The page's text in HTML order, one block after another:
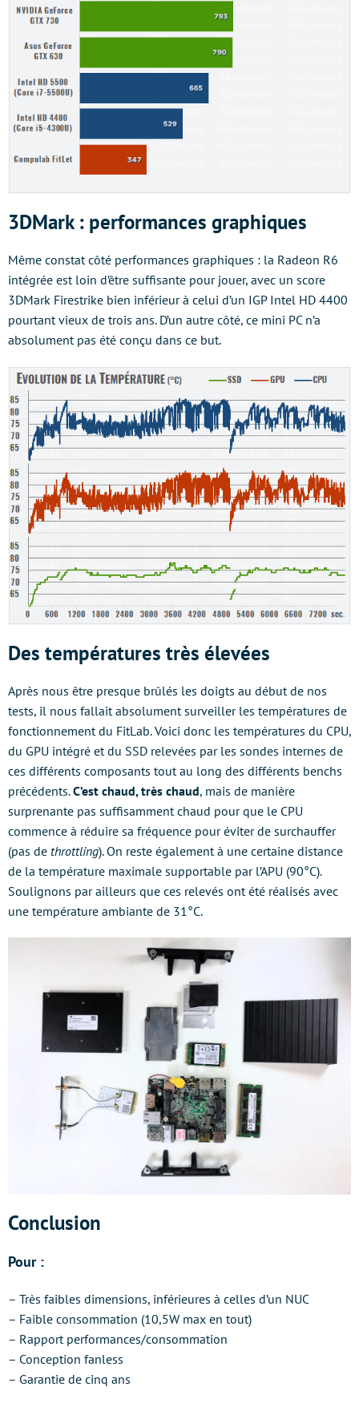
3DMark : performances graphiques
Même constat côté performances graphiques : la Radeon R6
intégrée est loin d’être suffisante pour jouer, avec un score
3DMark Firestrike bien inférieur à celui d’un IGP Intel HD 4400
pourtant vieux de trois ans. D’un autre côté, ce mini PC n’a
absolument pas été conçu dans ce but.
Des températures très élevées
Après nous être presque brûlés les doigts au début de nos
tests, il nous fallait absolument surveiller les températures de
fonctionnement du FitLab. Voici donc les températures du CPU,
du GPU intégré et du SSD relevées par les sondes internes de
ces différents composants tout au long des différents benchs
précédents.C’est chaud, très chaud, mais de manière
surprenante pas suffisamment chaud pour que le CPU
commence à réduire sa fréquence pour éviter de surchauffer
(pas de throttling). On reste également à une certaine distance
de la température maximale supportable par l’APU (90°C).
Soulignons par ailleurs que ces relevés ont été réalisés avec
une température ambiante de 31°C.
Conclusion
Pour :
– Très faibles dimensions, inférieures à celles d’un NUC
– Faible consommation (10,5W max en tout)
– Rapport performances/consommation
– Conception fanless
– Garantie de cinq ans